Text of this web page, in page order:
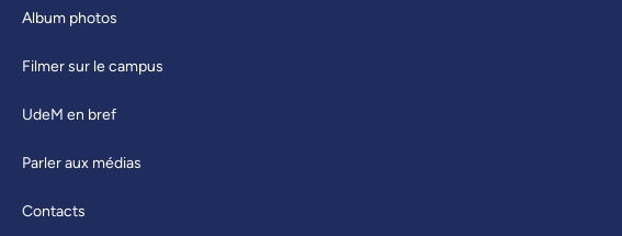
Album photos
Filmer sur le campus
UdeM en bref
Parler aux médias
Contacts